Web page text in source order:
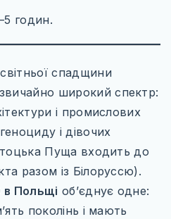
годин.
спадщини
широкий спектр:
і промислових
і дівочих
Пуща входить до
разом із Білоруссю).
Польщі об’єднує одне:
поколінь і мають